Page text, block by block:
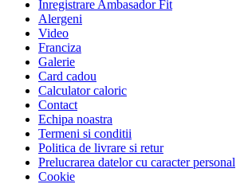
Inregistrare Ambasador Fit
Alergeni
Video
Franciza
Galerie
Card cadou
Calculator caloric
Contact
Echipa noastra
Termeni si conditii
Politica de livrare si retur
Prelucrarea datelor cu caracter personal
Cookie